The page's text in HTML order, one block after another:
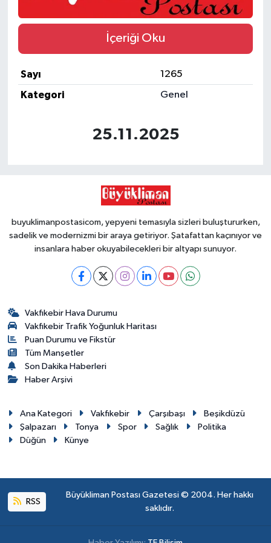
İçeriği Oku
Sayı
1265
Kategori
Genel
25.11.2025
buyuklimanpostasicom, yepyeni temasıyla sizleri buluştururken,
sadelik ve modernizmi bir araya getiriyor. Şatafattan kaçınıyor ve
insanlara haber okuyabilecekleri bir altyapı sunuyor.
Vakfıkebir Hava Durumu
Vakfıkebir Trafik Yoğunluk Haritası
Puan Durumu ve Fikstür
Tüm Manşetler
Son Dakika Haberleri
Haber Arşivi
Ana Kategori Vakfıkebir Çarşıbaşı
Beşikdüzü
Şalpazarı
Tonya Spor Sağlık
Politika
Düğün
Künye
RSS
Büyükliman Postası Gazetesi © 2004. Her hakkı
saklıdır.